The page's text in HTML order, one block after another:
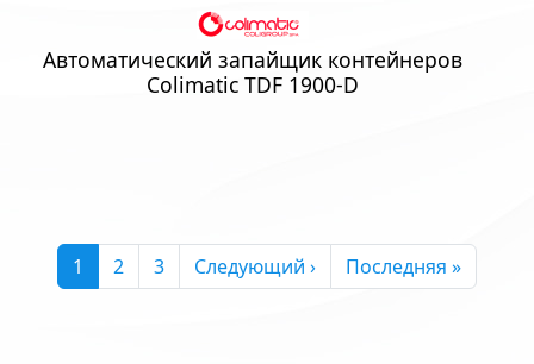
Автоматический запайщик контейнеров
Colimatic TDF 1900-D
Нумерация страниц
Текущая страница
1 Страница
2 Страница
3 Следующая страница
Следующий › Последняя
Последняя »